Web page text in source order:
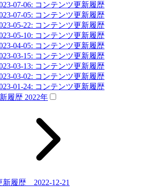
07-06: コンテンツ更新履歴
07-05: コンテンツ更新履歴
05-22: コンテンツ更新履歴
05-10: コンテンツ更新履歴
04-05: コンテンツ更新履歴
03-15: コンテンツ更新履歴
03-13: コンテンツ更新履歴
03-02: コンテンツ更新履歴
01-24: コンテンツ更新履歴
履歴 2022年
新履歴 2022-12-21